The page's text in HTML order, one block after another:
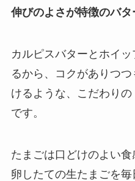
伸びのよさが特徴のバタ
カルピスバターとホイ
るから、コクがありつ
けるような、こだわり
です。
たまごは口どけのよい
卵したての生たまごを